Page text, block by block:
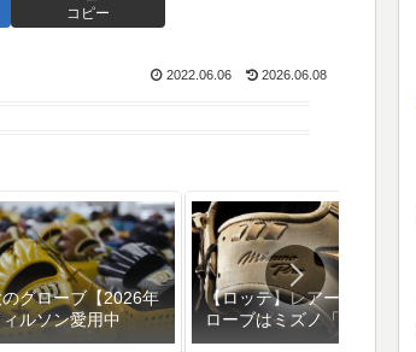
コピー
2022.06.06 2026.06.08
グローブ【2026年
ルソン愛用中
【ロッテ】レアード選手のグ
ローブはミズノ「ミズノプ
ロ」